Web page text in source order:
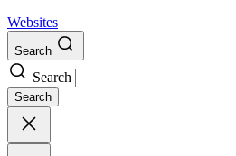
Websites
Search
Search
Search